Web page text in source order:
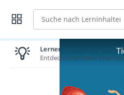
Suche
Lernen lohnt sich!
Entdecke hier deine Chancen.